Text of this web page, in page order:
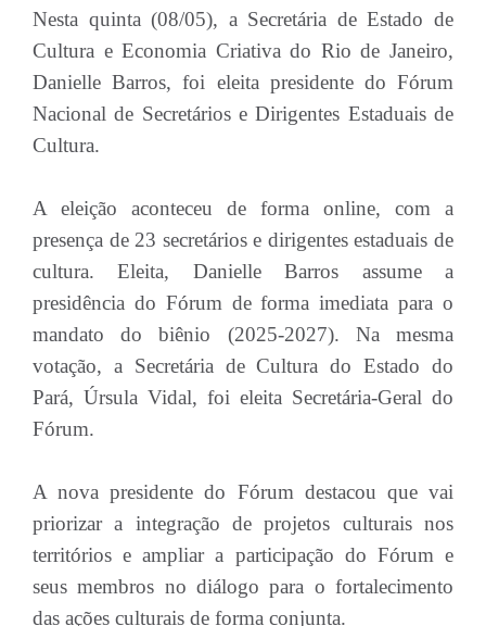
Nesta quinta (08/05), a Secretária de Estado de
Cultura e Economia Criativa do Rio de Janeiro,
Danielle Barros, foi eleita presidente do Fórum
Nacional de Secretários e Dirigentes Estaduais de
Cultura.
A eleição aconteceu de forma online, com a
presença de 23 secretários e dirigentes estaduais de
cultura. Eleita, Danielle Barros assume a
presidência do Fórum de forma imediata para o
mandato do biênio (2025-2027). Na mesma
votação, a Secretária de Cultura do Estado do
Pará, Úrsula Vidal, foi eleita Secretária-Geral do
Fórum.
A nova presidente do Fórum destacou que vai
priorizar a integração de projetos culturais nos
territórios e ampliar a participação do Fórum e
seus membros no diálogo para o fortalecimento
das ações culturais de forma conjunta.